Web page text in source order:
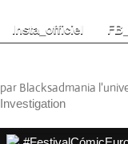
Insta_officiel
par Blacksadmania
Investigation